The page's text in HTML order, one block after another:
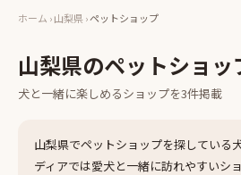
ホーム ›山梨県›ペットショップ
山梨県のペットショッ
犬と一緒に楽しめるショップを3件掲載
山梨県でペットショップを探している
ディアでは愛犬と一緒に訪れやすいシ